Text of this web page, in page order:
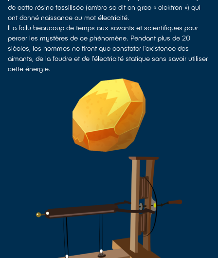
de cette résine fossilisée (ambre se dit en grec « elektron ») qui
ont donné naissance au mot électricité.
Il a fallu beaucoup de temps aux savants et scientifiques pour
percer les mystères de ce phénomène. Pendant plus de 20
siècles, les hommes ne firent que constater l’existence des
aimants, de la foudre et de l’électricité statique sans savoir utiliser
cette énergie.